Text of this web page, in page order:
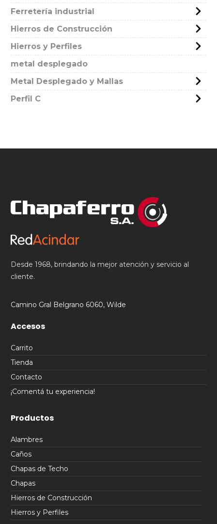
Ferretería industrial
Hierros de Construcción
Hierros y Perfiles
metal desplegado
Metal Desplegado y Mallas
Perfil C
Desde 1968, brindando la mejor atención y servicio al
cliente.
Camino Gral Belgrano 6060, Wilde
Accesos
Carrito
Tienda
Contacto
¡Comentá tu experiencia!
Productos
Alambres
Caños
Chapas de Techo
Chapas
Hierros de Construcción
Hierros y Perfiles